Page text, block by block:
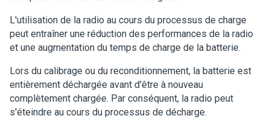
L'utilisation de la radio au cours du processus de charge
peut entraîner une réduction des performances de la radio
et une augmentation du temps de charge de la batterie.
Lors du calibrage ou du reconditionnement, la batterie est
entièrement déchargée avant d'être à nouveau
complètement chargée. Par conséquent, la radio peut
s'éteindre au cours du processus de décharge.